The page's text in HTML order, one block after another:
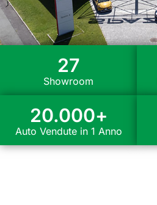
Showroom
27
Auto Vendute in 1 Anno
20.000+